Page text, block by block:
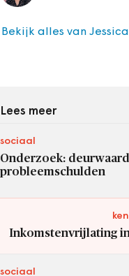
Bekijk alles van
Lees meer
sociaal
Onderzoek:
probleemschulden
Inkomstenvrijlating
sociaal